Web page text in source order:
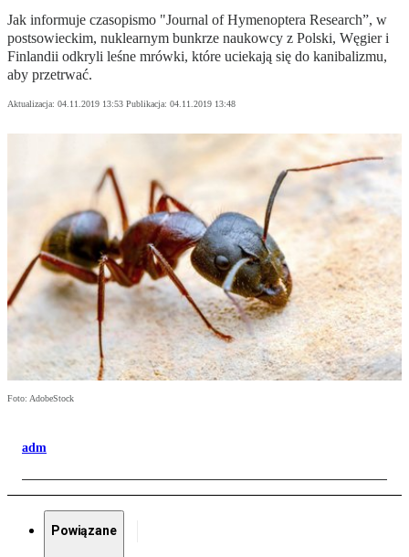
Jak informuje czasopismo "Journal of Hymenoptera Research”, w
postsowieckim, nuklearnym bunkrze naukowcy z Polski, Węgier i
Finlandii odkryli leśne mrówki, które uciekają się do kanibalizmu,
aby przetrwać.
Aktualizacja: 04.11.2019 13:53 Publikacja: 04.11.2019 13:48
Foto: AdobeStock
adm
Powiązane